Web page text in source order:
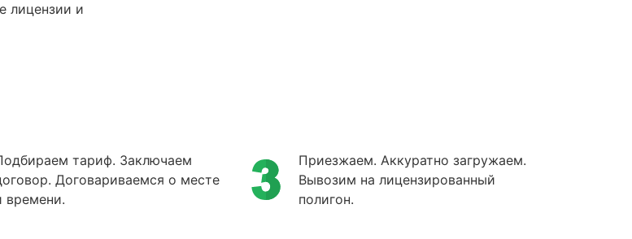
лицензии и
тариф. Заключаем
Договариваемся о месте
времени.
Приезжаем. Аккуратно загружаем.
Вывозим на лицензированный
полигон.